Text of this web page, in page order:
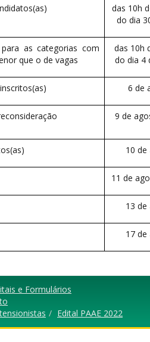
das 10h
do dia
as categorias com
que o de vagas
das 10h
do dia 4
6 de
9 de
10
11 de
13
17
e Formulários
Edital PAAE 2022